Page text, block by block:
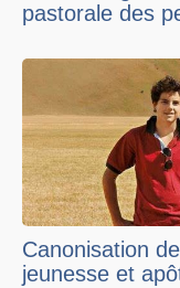
pastorale des
Canonisation
jeunesse et